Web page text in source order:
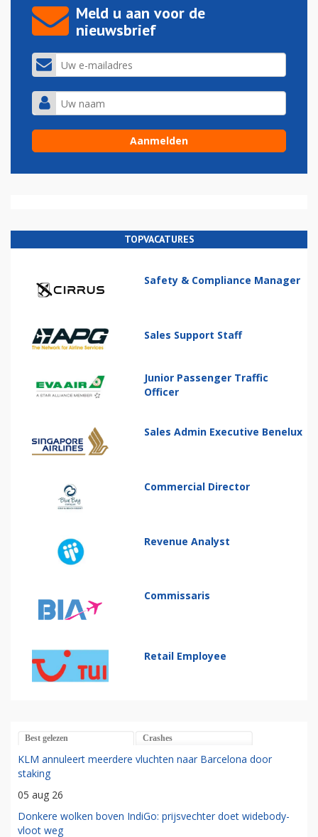
Meld u aan voor de
nieuwsbrief
TOPVACATURES
Safety & Compliance Manager
Sales Support Staff
Junior Passenger Traffic
Officer
Sales Admin Executive Benelux
Commercial Director
Revenue Analyst
Commissaris
Retail Employee
Best gelezen Crashes
KLM annuleert meerdere vluchten naar Barcelona door
staking
05 aug 26
Donkere wolken boven IndiGo: prijsvechter doet widebody-
vloot weg